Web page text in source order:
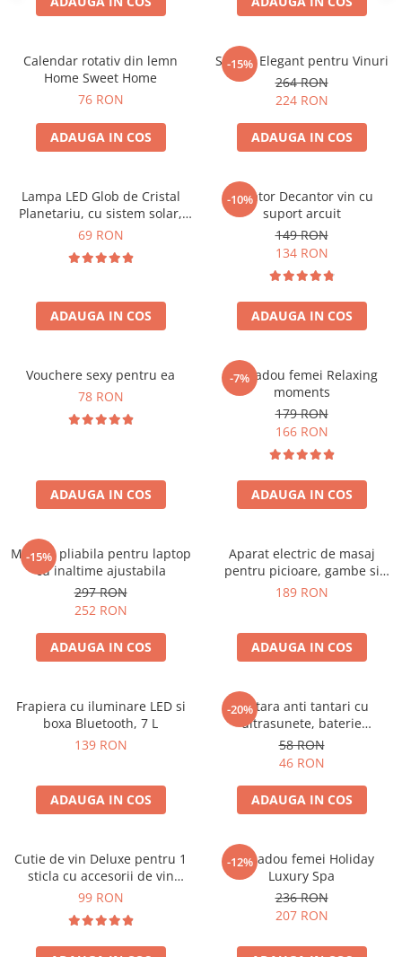
Calendar rotativ din lemn
Home Sweet Home
76 RON
ADAUGA IN COS
-15%
Suport Elegant pentru Vinuri
264 RON
224 RON
ADAUGA IN COS
Lampa LED Glob de Cristal
Planetariu, cu sistem solar,
cadou captivant
69 RON
ADAUGA IN COS
-10%
Aerator Decantor vin cu
suport arcuit
149 RON
134 RON
ADAUGA IN COS
Vouchere sexy pentru ea
78 RON
ADAUGA IN COS
-7%
Set cadou femei Relaxing
moments
179 RON
166 RON
ADAUGA IN COS
-15%
Masuta pliabila pentru laptop
cu inaltime ajustabila
297 RON
252 RON
ADAUGA IN COS
Aparat electric de masaj
pentru picioare, gambe si
brate
189 RON
ADAUGA IN COS
Frapiera cu iluminare LED si
boxa Bluetooth, 7 L
139 RON
ADAUGA IN COS
-20%
Bratara anti tantari cu
ultrasunete, baterie
reincarcabila 90mAh
58 RON
46 RON
ADAUGA IN COS
Cutie de vin Deluxe pentru 1
sticla cu accesorii de vin
incluse piele ecologica de
99 RON
-12%
Set cadou femei Holiday
Luxury Spa
236 RON
207 RON